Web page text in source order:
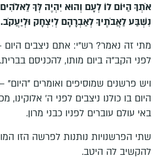
אֹתְךָ הַיּוֹם לוֹ לְעָם וְהוּא יִהְיֶה לְּךָ
נִשְׁבַּע לַאֲבֹתֶיךָ לְאַבְרָהָם לְיִצְחָק וּלְיַעֲקֹב.
מתי זה נאמר? רש"י: אתם ניצבים
לפני הקב"ה ביום מותו, להכניסם בברית.
ויש פרשנים שמוסיפים ואומרים
היום בו כולנו ניצבים לפני ה' אלוקינו,
באי עולם עוברים לפניו כבני מרון.
שתי הפרשנויות נותנות לפרשה הזו
להקשיב לה היטב.